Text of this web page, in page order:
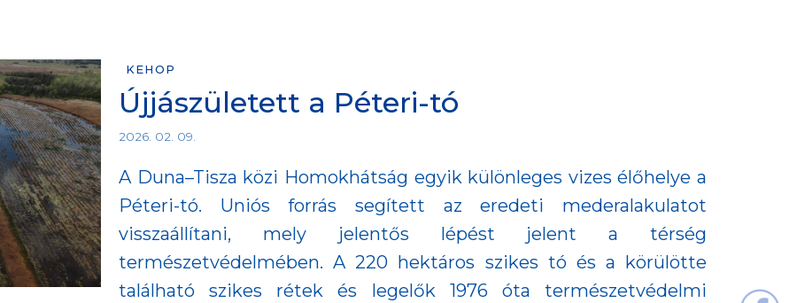
KEHOP
Újjászületett a Péteri-tó
2026. 02. 09.
A Duna–Tisza közi Homokhátság egyik különleges vizes élőhelye a
Péteri-tó. Uniós forrás segített az eredeti mederalakulatot
visszaállítani, mely jelentős lépést jelent a térség
természetvédelmében. A 220 hektáros szikes tó és a körülötte
található szikes rétek és legelők 1976 óta természetvédelmi